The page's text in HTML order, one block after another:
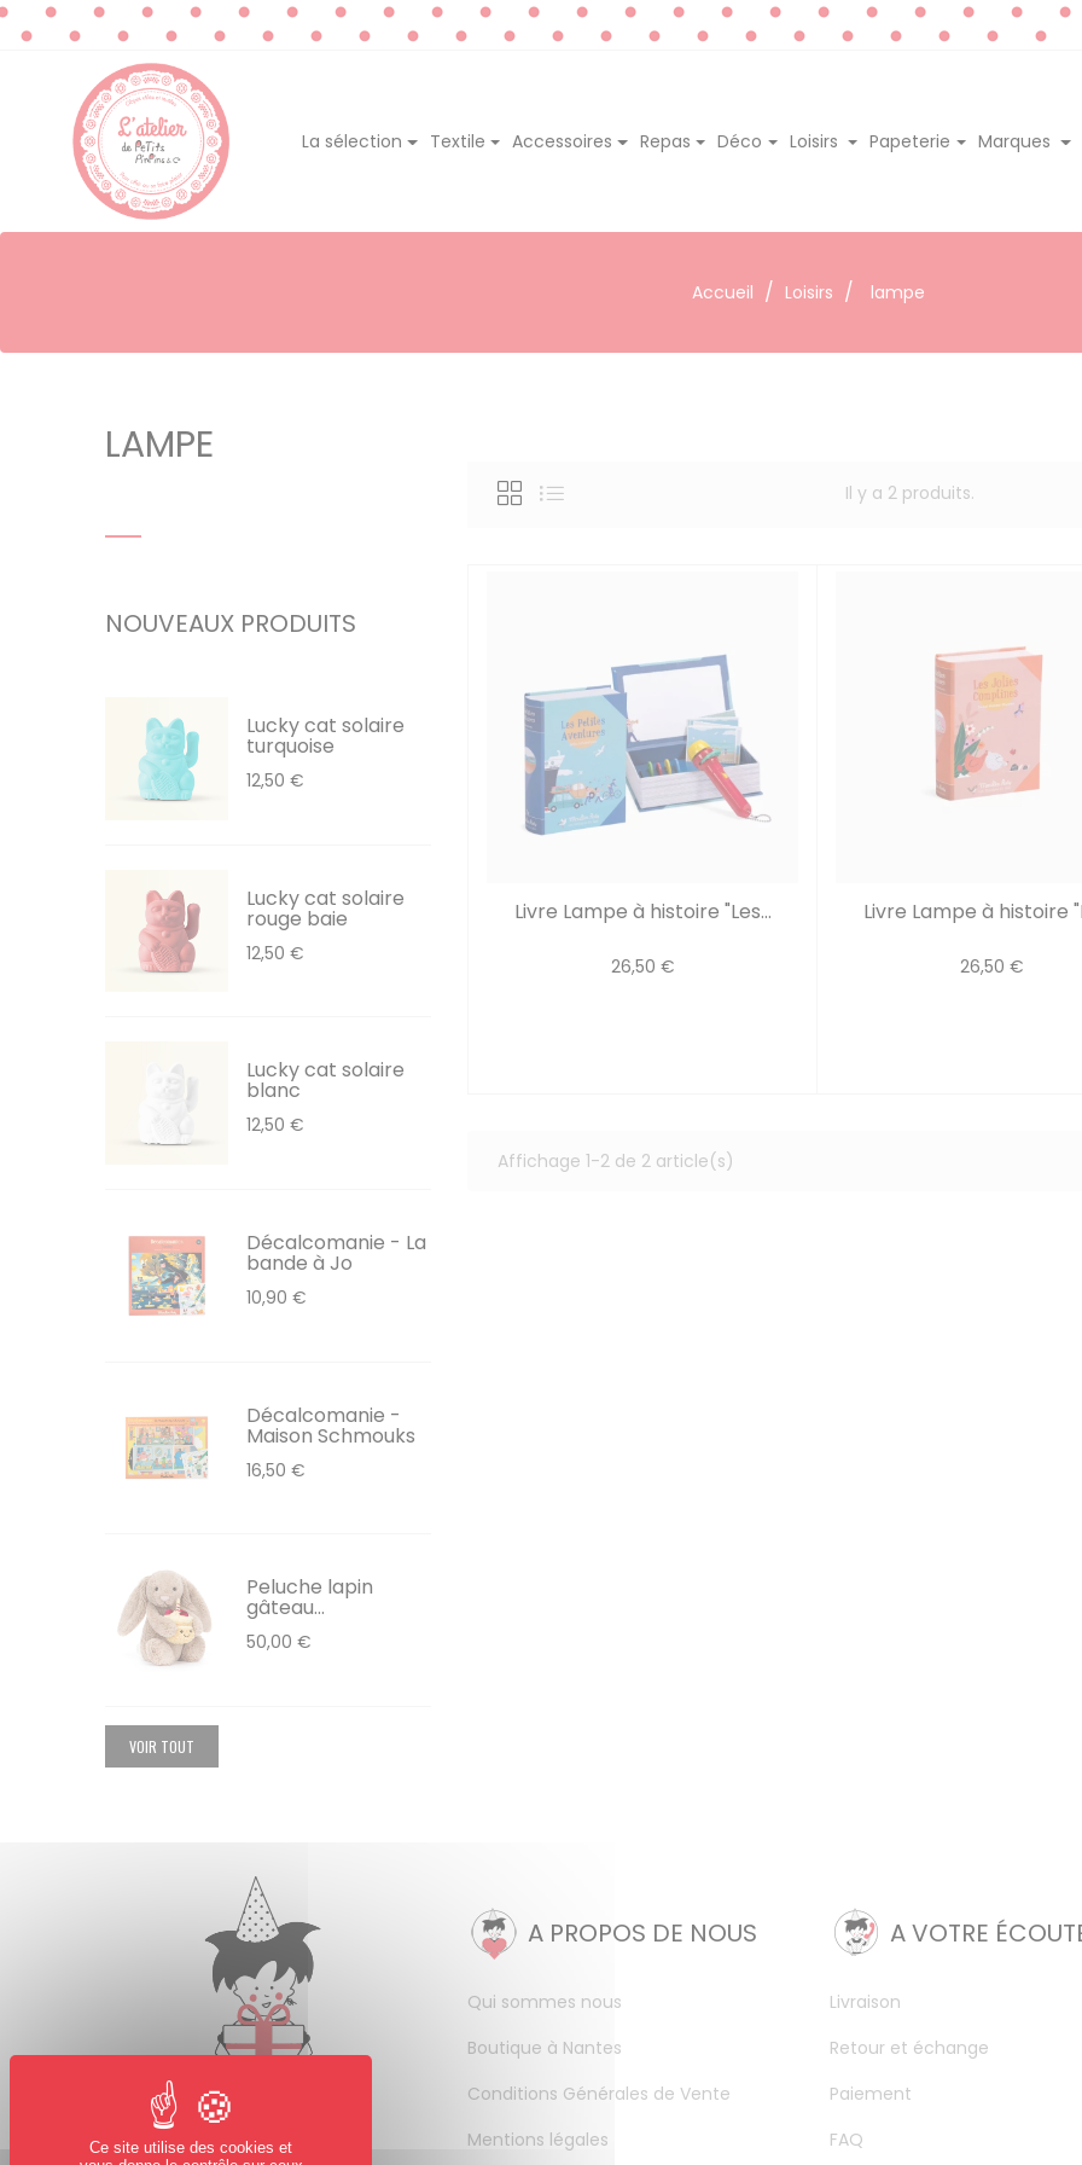
La sélection Textile Accessoires Repas Déco Loisirs Papeterie Marques
Accueil Loisirs lampe
LAMPE
NOUVEAUX PRODUITS
Lucky cat solaire
turquoise
12,50 €
Lucky cat solaire
rouge baie
12,50 €
Lucky cat solaire
blanc
12,50 €
Décalcomanie - La
bande à Jo
10,90 €
Décalcomanie -
Maison Schmouks
16,50 €
Peluche lapin
gâteau...
50,00 €
VOIR TOUT
Il y a 2 produits.
Livre Lampe à histoire "Les...
26,50 €
Livre Lampe à histoire
26,50 €
Affichage 1-2 de 2 article(s)
A PROPOS DE NOUS
Qui sommes nous
Boutique à Nantes
Conditions Générales de Vente
Mentions légales
A VOTRE
Livraison
Retour et échange
Paiement
FAQ
Ce site utilise des cookies et